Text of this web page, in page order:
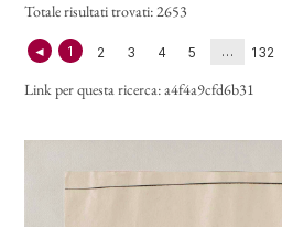
Totale risultati trovati: 2653
◄ 1 2 3 4 5 … 132
Link per questa ricerca:a4f4a9cfd6b31